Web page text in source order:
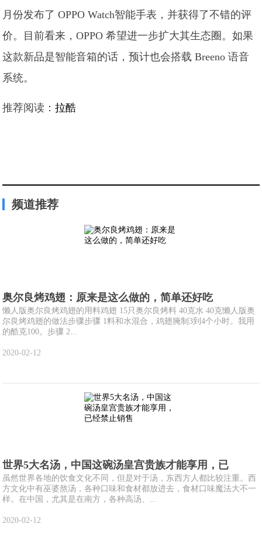
月份发布了 OPPO Watch智能手表，并获得了不错的评
价。目前看来，OPPO 希望进一步扩大其生态圈。如果
这款新品是智能音箱的话，预计也会搭载 Breeno 语音
系统。
推荐阅读：拉酷
频道推荐
奥尔良烤鸡翅：原来是这么做的，简单还好吃
懒人版奥尔良烤鸡翅的用料鸡翅 15只奥尔良烤料 40克水 40克懒人版奥
尔良烤鸡翅的做法步骤步骤 1料和水混合，鸡翅腌制3到4个小时。我用
的酷克100。步骤 2...
2020-02-12
世界5大名汤，中国这碗汤皇宫贵族才能享用，已
虽然世界各地的饮食文化不同，但是对于汤，东西方人都比较注重。西
方文化中有巫婆熬汤，各种口味和食材都放进去，食材口味魔法大不一
样。在中国，尤其是在南方，各种高汤、...
2020-02-12